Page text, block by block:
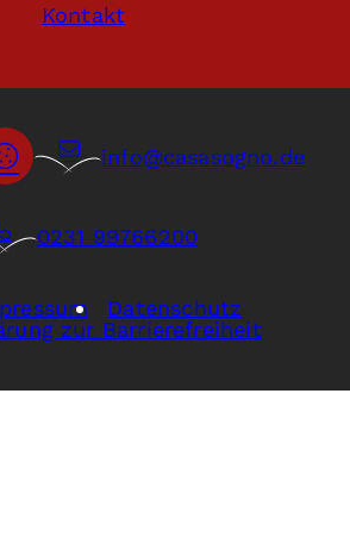
Kontakt
info@casasogno.de
0231 99766200
Datenschutz
zur Barrierefreiheit